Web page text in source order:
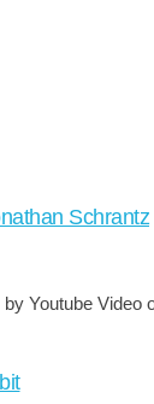
Schrantz
Youtube Video